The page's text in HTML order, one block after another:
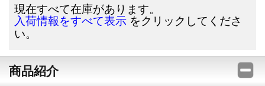
現在すべて在庫があります。
入荷情報をすべて表示 をクリックしてくださ
い。
商品紹介